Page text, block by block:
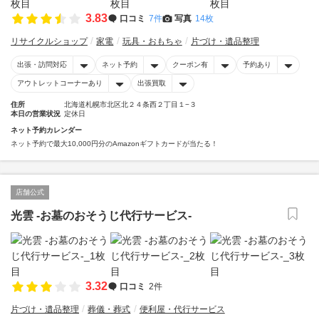
3.83 口コミ 7件 写真 14枚
リサイクルショップ 家電 玩具・おもちゃ 片づけ・遺品整理
出張・訪問対応 ネット予約 クーポン有 予約あり
アウトレットコーナーあり 出張買取
住所
北海道札幌市北区北２４条西２丁目１−３
本日の営業状況 定休日
ネット予約カレンダー
ネット予約で最大10,000円分のAmazonギフトカードが当たる！
店舗公式
光雲 -お墓のおそうじ代行サービス-
3.32 口コミ 2件
片づけ・遺品整理 葬儀・葬式 便利屋・代行サービス